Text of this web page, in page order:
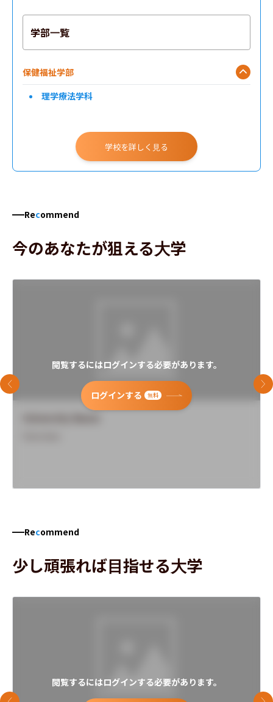
学部一覧
保健福祉学部
理学療法学科
学校を詳しく見る
Recommend
今のあなたが狙える大学
閲覧するにはログインする必要があります。
ログインする 無料
前のスライド 次
Recommend
少し頑張れば目指せる大学
閲覧するにはログインする必要があります。